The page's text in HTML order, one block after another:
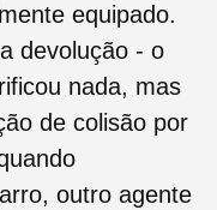
equipado.
devolução - o
nada, mas
de colisão por
outro agente